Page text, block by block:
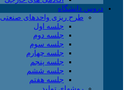
دروس دانشگاه
طرح ریزی واحدهای صنعتی
جلسه اول
جلسه دوم
جلسه سوم
جلسه چهارم
جلسه پنجم
جلسه ششم
جلسه هفتم